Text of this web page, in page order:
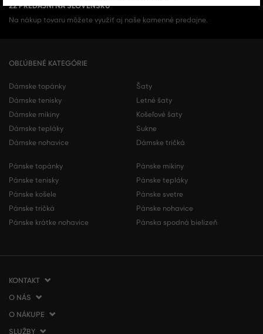
22 PREDAJNÍ NA SLOVENSKU
Na nákup tovaru môžete využiť aj naše kamenné predajne.
OBĽÚBENÉ KATEGÓRIE
Dámske topánky
Dámske tenisky
Dámske mikiny
Dámske tepláky
Dámske nohavice
Šaty
Letné šaty
Košeľové šaty
Sukne
Dámske tričká
Pánske topánky
Pánske tenisky
Pánske košele
Pánske tričká
Pánske krátke nohavice
Pánske mikiny
Pánske tepláky
Pánske svetre
Pánske nohavice
Pánska spodná bielizeň
KONTAKT
VERMONT Services Slovakia s. r. o.
Vlčie hrdlo 53
821 07 Bratislava
O NÁS
O spoločnosti
Kontakt
O NÁKUPE
Ako nakupovať
SLUŽBY